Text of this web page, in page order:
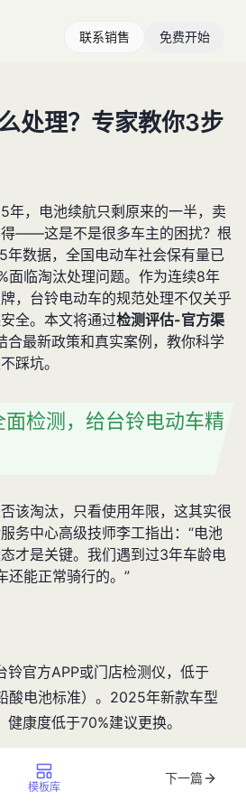
联系销售 免费开始
处理？专家教你3步
年，电池续航只剩原来的一半，卖
——这是不是很多车主的困扰？根
数据，全国电动车社会保有量已
面临淘汰处理问题。作为连续8年
，台铃电动车的规范处理不仅关乎
全。本文将通过检测评估-官方渠
合最新政策和真实案例，教你科学
踩坑。
面检测，给台铃电动车精
该淘汰，只看使用年限，这其实很
务中心高级技师李工指出：“电池
才是关键。我们遇到过3年车龄电
还能正常骑行的。”
铃官方APP或门店检测仪，低于
酸电池标准）。2025年新款车型
康度低于70%建议更换。
云动力电机提供3年质保，非人为
模板库
下一篇